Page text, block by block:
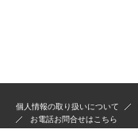
個人情報の取り扱いについて
お電話お問合せはこちら